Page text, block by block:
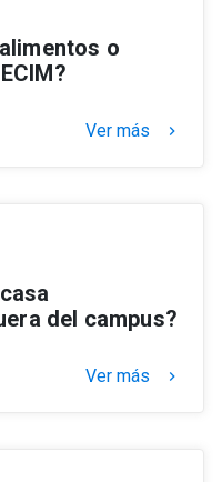
o
Ver más keyboard_arrow_right
del campus?
Ver más keyboard_arrow_right